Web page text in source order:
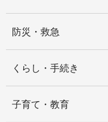
防災・救急
くらし・手続き
子育て・教育